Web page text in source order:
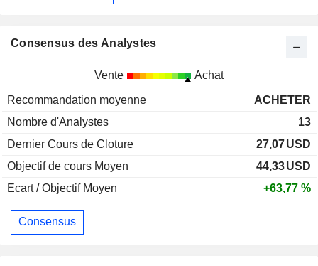
Consensus des Analystes
Vente Achat
Recommandation moyenne
ACHETER
Nombre d'Analystes
13
Dernier Cours de Cloture
27,07USD
Objectif de cours Moyen
44,33USD
Ecart / Objectif Moyen
+63,77 %
Consensus